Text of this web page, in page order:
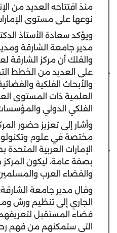
منذ افتتاحه العديد من
نوعها على مستوى
ويؤكد سعادة الأستاذ
مدير جامعة الشارقة
والفلك أن مركز الشارقة
على العديد من الخطط
والأبحاث الفلكية
العلمية ذات المستوى
الفلكي الدولي
وأشار إلى تعزيز حضور
مختصة في علوم
الإمارات العربية
بصفة عامة، ليكون
والفضاء العرب
وقال مدير جامعة
الجاري إلى تنظيم ورش
فضاء المستقبل
التي ستمكنهم من فهم